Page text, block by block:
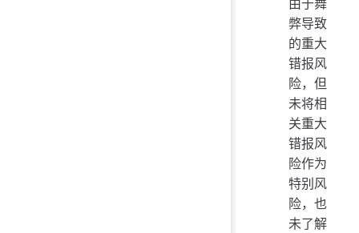
由于舞
弊导致
的重大
错报风
险，但
未将相
关重大
错报风
险作为
特别风
险，也
未了解